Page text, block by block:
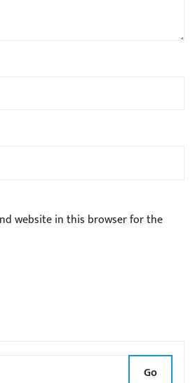
website in this browser for the
Go